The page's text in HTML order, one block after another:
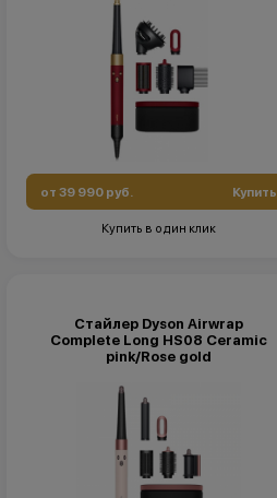
от 39 990 руб. Купить
Купить в один клик
Стайлер Dyson Airwrap
Complete Long HS08 Ceramic
pink/Rose gold